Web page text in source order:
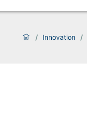
/ Innovation /